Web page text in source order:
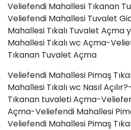
Veliefendi Mahallesi Tıkanan
Veliefendi Mahallesi Tuvalet
Mahallesi Tıkalı Tuvalet
Mahallesi Tıkalı wc Açma-
Tıkanan Tuvalet Açma
Veliefendi Mahallesi Pimaş
Mahallesi Tıkalı wc Nasıl
Tıkanan tuvaleti Açma-
Açma-Veliefendi Mahallesi
Veliefendi Mahallesi Pimaş